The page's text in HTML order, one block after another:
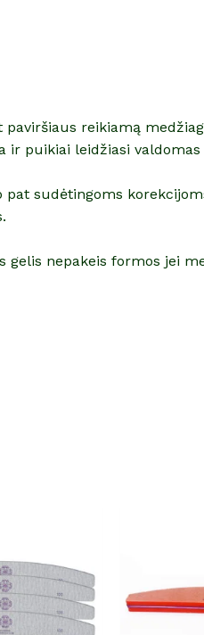
reikiamą
ir puikiai leidžiasi
sudėtingoms
nepakeis formos jei